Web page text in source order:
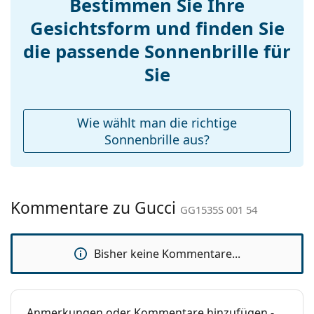
Nasenpads:
Nein
Federscharnier:
Nein
Reinigungstuch:
Ja
Marke:
Gucci
Verwendung:
Mode
GG1535S 001 54
Mit Stärke
verfügbar :
Ja
Bestimmen Sie Ihre
Gesichtsform und finden Sie
die passende Sonnenbrille für
Sie
Wie wählt man die richtige
Sonnenbrille aus?
Kommentare zu Gucci GG1535S 001 54
Bisher keine Kommentare...